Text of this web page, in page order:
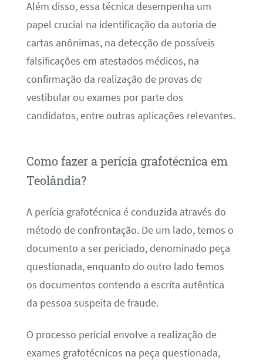
Além disso, essa técnica desempenha um
papel crucial na identificação da autoria de
cartas anônimas, na detecção de possíveis
falsificações em atestados médicos, na
confirmação da realização de provas de
vestibular ou exames por parte dos
candidatos, entre outras aplicações relevantes.
Como fazer a perícia grafotécnica em
Teolândia?
A perícia grafotécnica é conduzida através do
método de confrontação. De um lado, temos o
documento a ser periciado, denominado peça
questionada, enquanto do outro lado temos
os documentos contendo a escrita autêntica
da pessoa suspeita de fraude.
O processo pericial envolve a realização de
exames grafotécnicos na peça questionada,